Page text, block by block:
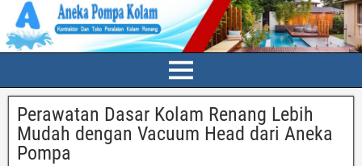
Perawatan Dasar Kolam Renang Lebih
Mudah dengan Vacuum Head dari Aneka
Pompa